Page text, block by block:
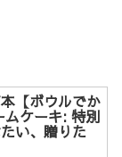
【ボウルでか
ムケーキ: 特別
い、贈りた